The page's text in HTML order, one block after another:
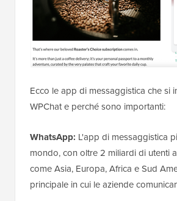
Ecco le app di messaggistica che si
WPChat e perché sono importanti:
WhatsApp: L'app di messaggistica
mondo, con oltre 2 miliardi di utenti
come Asia, Europa, Africa e Sud
principale in cui le aziende